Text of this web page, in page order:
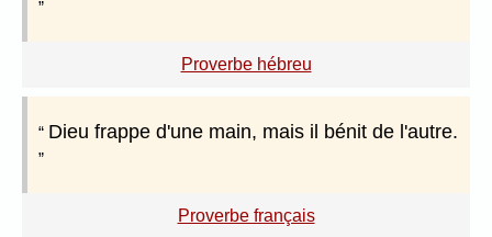
Proverbe hébreu
Dieu frappe d'une main, mais il bénit de l'autre.
Proverbe français